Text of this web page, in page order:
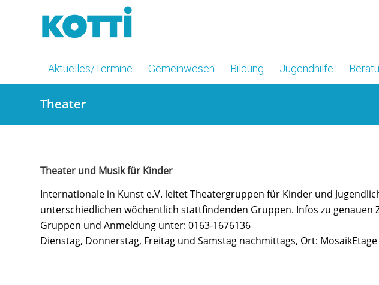
Aktuelles/Termine Gemeinwesen Bildung Jugendhilfe
Theater
Theater und Musik für Kinder
Internationale in Kunst e.V. leitet Theatergruppen für Kinder und
unterschiedlichen wöchentlich stattfindenden Gruppen. Infos zu genauen
Gruppen und Anmeldung unter: 0163-1676136
Dienstag, Donnerstag, Freitag und Samstag nachmittags, Ort: MosaikEtage